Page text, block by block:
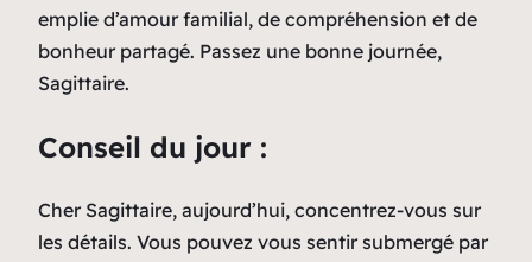
emplie d’amour familial, de compréhension et de
bonheur partagé. Passez une bonne journée,
Sagittaire.
Conseil du jour :
Cher Sagittaire, aujourd’hui, concentrez-vous sur
les détails. Vous pouvez vous sentir submergé par